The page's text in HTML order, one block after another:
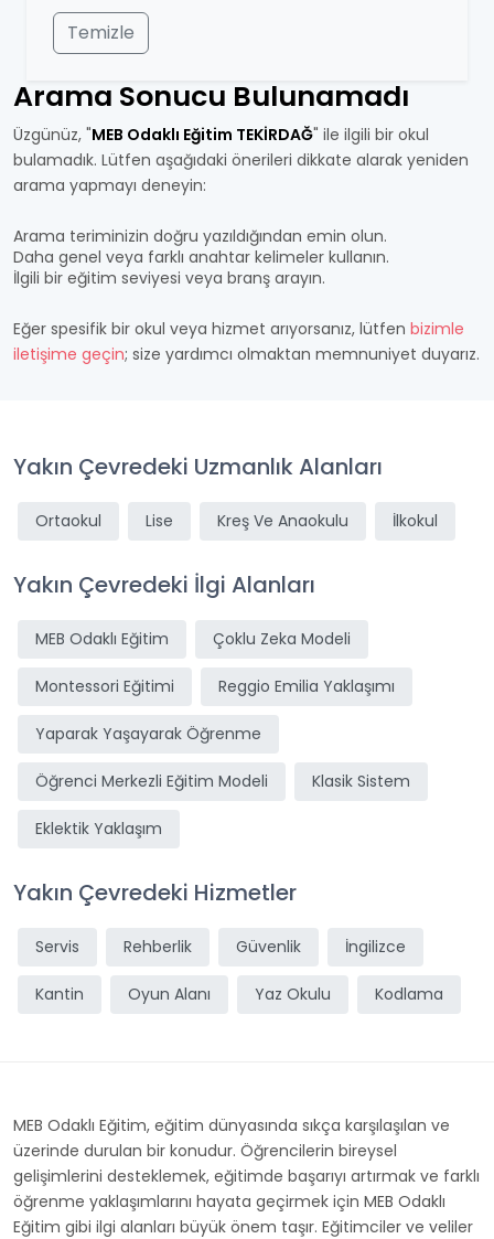
Temizle
Arama Sonucu Bulunamadı
Üzgünüz, "MEB Odaklı Eğitim TEKİRDAĞ" ile ilgili bir okul
bulamadık. Lütfen aşağıdaki önerileri dikkate alarak yeniden
arama yapmayı deneyin:
Arama teriminizin doğru yazıldığından emin olun.
Daha genel veya farklı anahtar kelimeler kullanın.
İlgili bir eğitim seviyesi veya branş arayın.
Eğer spesifik bir okul veya hizmet arıyorsanız, lütfen bizimle
iletişime geçin; size yardımcı olmaktan memnuniyet duyarız.
Yakın Çevredeki Uzmanlık Alanları
Ortaokul Lise Kreş Ve Anaokulu İlkokul
Yakın Çevredeki İlgi Alanları
MEB Odaklı Eğitim Çoklu Zeka Modeli
Montessori Eğitimi Reggio Emilia Yaklaşımı
Yaparak Yaşayarak Öğrenme
Öğrenci Merkezli Eğitim Modeli Klasik Sistem
Eklektik Yaklaşım
Yakın Çevredeki Hizmetler
Servis Rehberlik Güvenlik İngilizce
Kantin Oyun Alanı Yaz Okulu Kodlama
MEB Odaklı Eğitim, eğitim dünyasında sıkça karşılaşılan ve
üzerinde durulan bir konudur. Öğrencilerin bireysel
gelişimlerini desteklemek, eğitimde başarıyı artırmak ve farklı
öğrenme yaklaşımlarını hayata geçirmek için MEB Odaklı
Eğitim gibi ilgi alanları büyük önem taşır. Eğitimciler ve veliler